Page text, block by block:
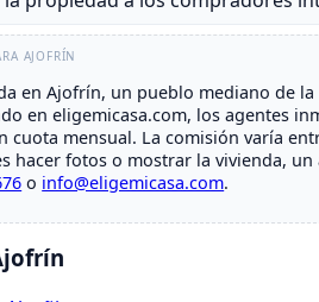
AJOFRÍN
en Ajofrín, un pueblo mediano de
en eligemicasa.com, los agentes
cuota mensual. La comisión varía
hacer fotos o mostrar la vivienda,
o info@eligemicasa.com.